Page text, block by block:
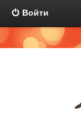
Войти